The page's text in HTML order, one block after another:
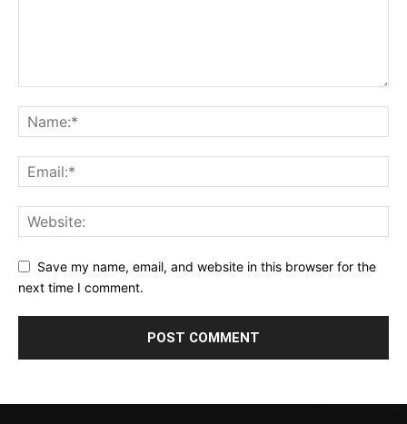
Save my name, email, and website in this browser for the
next time I comment.